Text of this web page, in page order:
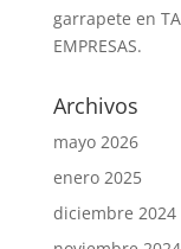
garrapete en
EMPRESAS.
Archivos
mayo 2026
enero 2025
diciembre 2024